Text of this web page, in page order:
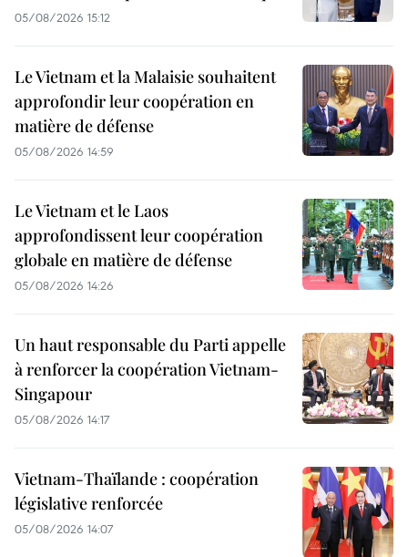
05/08/2026 15:12
Le Vietnam et la Malaisie souhaitent
approfondir leur coopération en
matière de défense
05/08/2026 14:59
Le Vietnam et le Laos
approfondissent leur coopération
globale en matière de défense
05/08/2026 14:26
Un haut responsable du Parti appelle
à renforcer la coopération Vietnam-
Singapour
05/08/2026 14:17
Vietnam-Thaïlande : coopération
législative renforcée
05/08/2026 14:07